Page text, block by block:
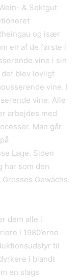
& Sektgut
og især
en af de første i
vine i sin
blev lovligt
vine. I
vine. Alle
arbejdes med
Man går
Lage. Siden
har som den
Gewächs.
dem alle i
i 1980’erne
til
i blandt
en slags